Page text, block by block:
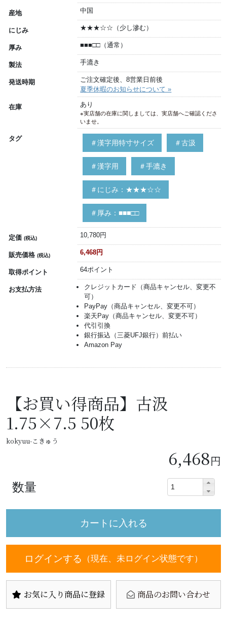
産地 中国
にじみ ★★★☆☆（少し滲む）
厚み ■■■□□（通常）
製法 手漉き
発送時期
ご注文確定後、8営業日前後
夏季休暇のお知らせについて »
在庫 あり
※実店舗の在庫に関しましては、実店舗へご確認くださ
いませ。
タグ
＃漢字用特寸サイズ ＃古汲
＃漢字用 ＃手漉き
＃にじみ：★★★☆☆
＃厚み：■■■□□
定価 (税込) 10,780円
販売価格 (税込) 6,468円
取得ポイント 64ポイント
お支払方法
クレジットカード（商品キャンセル、変更不
可）
PayPay（商品キャンセル、変更不可）
楽天Pay（商品キャンセル、変更不可）
代引引換
銀行振込（三菱UFJ銀行）前払い
Amazon Pay
【お買い得商品】古汲
1.75×7.5 50枚
kokyuu-こきゅう
6,468円
数量
ログインする （現在、未ログイン状態です）
お気に入り商品に登録 商品のお問い合わせ